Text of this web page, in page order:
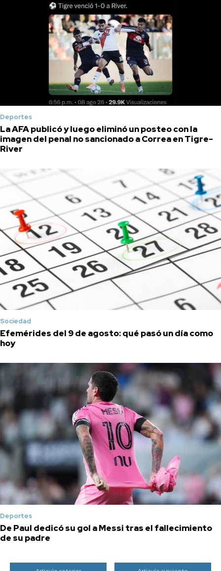
Deportes
La AFA publicó y luego eliminó un posteo con la
imagen del penal no sancionado a Correa en Tigre-
River
Sociedad
Efemérides del 9 de agosto: qué pasó un día como
hoy
Deportes
De Paul dedicó su gol a Messi tras el fallecimiento
de su padre